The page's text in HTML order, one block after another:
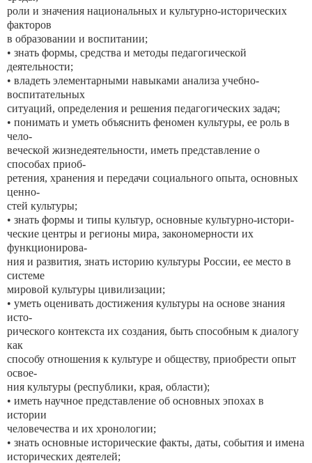
роли и значения национальных и культурно-исторических
факторов
в образовании и воспитании;
• знать формы, средства и методы педагогической
деятельности;
• владеть элементарными навыками анализа учебно-
воспитательных
ситуаций, определения и решения педагогических задач;
• понимать и уметь объяснить феномен культуры, ее роль в
чело-
веческой жизнедеятельности, иметь представление о
способах приоб-
ретения, хранения и передачи социального опыта, основных
ценно-
стей культуры;
• знать формы и типы культур, основные культурно-истори-
ческие центры и регионы мира, закономерности их
функционирова-
ния и развития, знать историю культуры России, ее место в
системе
мировой культуры цивилизации;
• уметь оценивать достижения культуры на основе знания
исто-
рического контекста их создания, быть способным к диалогу
как
способу отношения к культуре и обществу, приобрести опыт
освое-
ния культуры (республики, края, области);
• иметь научное представление об основных эпохах в
истории
человечества и их хронологии;
• знать основные исторические факты, даты, события и имена
исторических деятелей;